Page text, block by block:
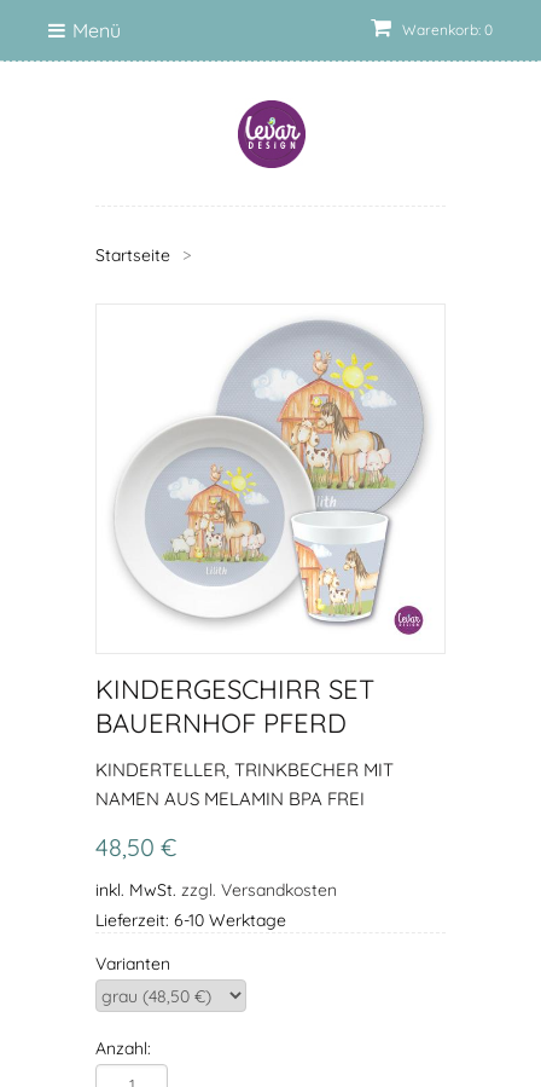
Warenkorb: 0
Menü
Startseite >
KINDERGESCHIRR SET
BAUERNHOF PFERD
KINDERTELLER, TRINKBECHER MIT
NAMEN AUS MELAMIN BPA FREI
48,50 €
inkl. MwSt. zzgl. Versandkosten
Lieferzeit: 6-10 Werktage
Varianten
Anzahl: